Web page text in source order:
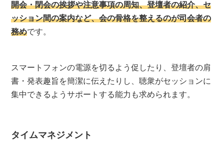
開会・閉会の挨拶や注意事項の周知、登壇者の紹介、セ
ッション間の案内など、会の骨格を整えるのが司会者の
務めです。
スマートフォンの電源を切るよう促したり、登壇者の肩
書・発表趣旨を簡潔に伝えたりし、聴衆がセッションに
集中できるようサポートする能力も求められます。
タイムマネジメント